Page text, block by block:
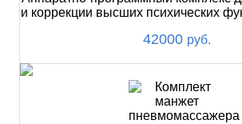
и коррекции высших психических
42000 руб.